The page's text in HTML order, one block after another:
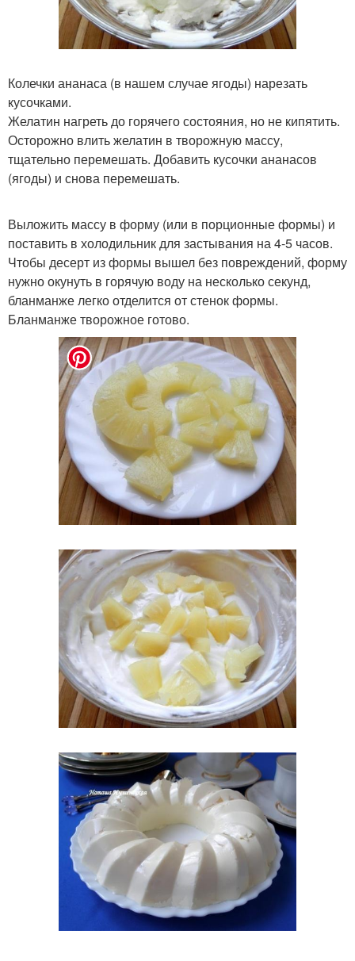
Колечки ананаса (в нашем случае ягоды) нарезать
кусочками.
Желатин нагреть до горячего состояния, но не кипятить.
Осторожно влить желатин в творожную массу,
тщательно перемешать. Добавить кусочки ананасов
(ягоды) и снова перемешать.
Выложить массу в форму (или в порционные формы) и
поставить в холодильник для застывания на 4-5 часов.
Чтобы десерт из формы вышел без повреждений, форму
нужно окунуть в горячую воду на несколько секунд,
бланманже легко отделится от стенок формы.
Бланманже творожное готово.